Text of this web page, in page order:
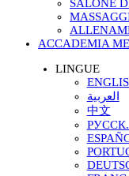
SALONE
ACCADEMIA
LINGUE
العربية
中文